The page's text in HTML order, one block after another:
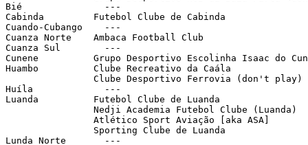
Bié		  ---
Cabinda		Futebol Clube de Cabinda
Cuando-Cubango	  ---
Cuanza Norte	Ambaca Football Club
Cuanza Sul	  ---
Cunene		Grupo Desportivo Escolinha Isaac do Cunene
Huambo		Clube Recreativo da Caála
Huíla		  ---
Luanda		Futebol Clube de Luanda
Lunda Norte	  ---